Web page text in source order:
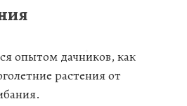
❅
опытом дачников, как
растения от